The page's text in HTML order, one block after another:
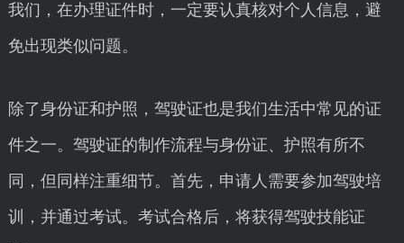
我们，在办理证件时，一定要认真核对个人信息，避
免出现类似问题。
除了身份证和护照，驾驶证也是我们生活中常见的证
件之一。驾驶证的制作流程与身份证、护照有所不
同，但同样注重细节。首先，申请人需要参加驾驶培
训，并通过考试。考试合格后，将获得驾驶技能证